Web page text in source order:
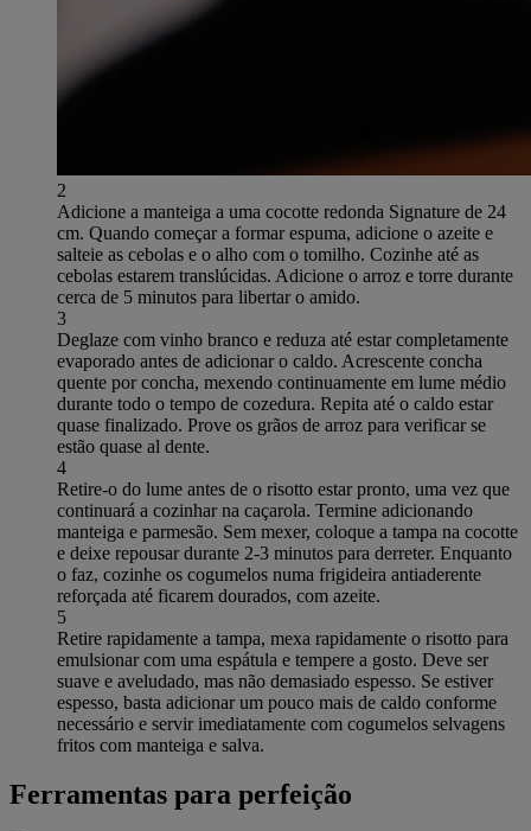
2
Adicione a manteiga a uma cocotte redonda Signature de 24
cm. Quando começar a formar espuma, adicione o azeite e
salteie as cebolas e o alho com o tomilho. Cozinhe até as
cebolas estarem translúcidas. Adicione o arroz e torre durante
cerca de 5 minutos para libertar o amido.
3
Deglaze com vinho branco e reduza até estar completamente
evaporado antes de adicionar o caldo. Acrescente concha
quente por concha, mexendo continuamente em lume médio
durante todo o tempo de cozedura. Repita até o caldo estar
quase finalizado. Prove os grãos de arroz para verificar se
estão quase al dente.
4
Retire-o do lume antes de o risotto estar pronto, uma vez que
continuará a cozinhar na caçarola. Termine adicionando
manteiga e parmesão. Sem mexer, coloque a tampa na cocotte
e deixe repousar durante 2-3 minutos para derreter. Enquanto
o faz, cozinhe os cogumelos numa frigideira antiaderente
reforçada até ficarem dourados, com azeite.
5
Retire rapidamente a tampa, mexa rapidamente o risotto para
emulsionar com uma espátula e tempere a gosto. Deve ser
suave e aveludado, mas não demasiado espesso. Se estiver
espesso, basta adicionar um pouco mais de caldo conforme
necessário e servir imediatamente com cogumelos selvagens
fritos com manteiga e salva.
Ferramentas para perfeição